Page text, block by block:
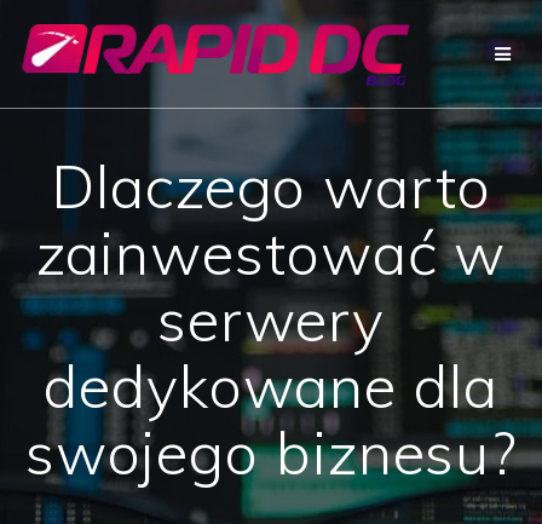
do
treści
Dlaczego warto
zainwestować w
serwery
dedykowane dla
swojego biznesu?